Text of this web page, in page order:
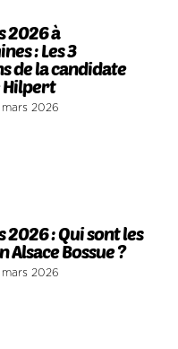
2026 à
: Les 3
de la candidate
Hilpert
2026
2026 : Qui sont les
Alsace Bossue ?
2026